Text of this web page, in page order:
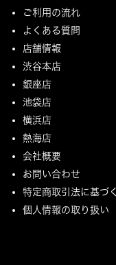
ご利用の流れ
よくある質問
店舗情報
渋谷本店
銀座店
池袋店
横浜店
熱海店
会社概要
お問い合わせ
特定商取引法に基づ
個人情報の取り扱い